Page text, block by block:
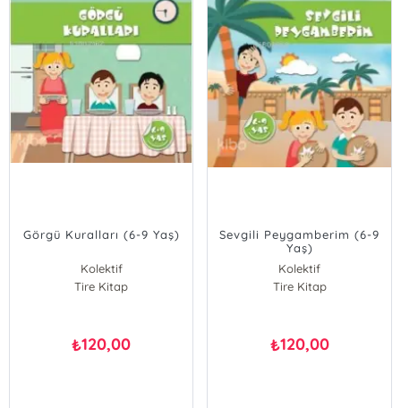
Görgü Kuralları (6-9 Yaş)
Kolektif
Tire Kitap
₺120,00
Sevgili Peygamberim (6-9
Yaş)
Kolektif
Tire Kitap
₺120,00